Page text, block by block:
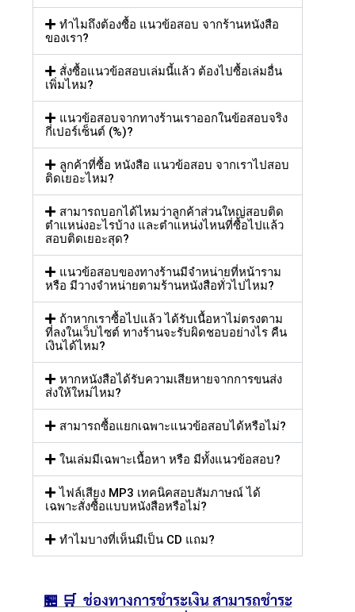
ทำไมถึงต้องซื้อ แนวข้อสอบ จากร้านหนังสือ
ของเรา?
สั่งซื้อแนวข้อสอบเล่มนี้แล้ว ต้องไปซื้อเล่มอื่น
เพิ่มไหม?
แนวข้อสอบจากทางร้านเราออกในข้อสอบจริง
กี่เปอร์เซ็นต์ (%)?
ลูกค้าที่ซื้อ หนังสือ แนวข้อสอบ จากเราไปสอบ
ติดเยอะไหม?
สามารถบอกได้ไหมว่าลูกค้าส่วนใหญ่สอบติด
ตำแหน่งอะไรบ้าง และตำแหน่งไหนที่ซื้อไปแล้ว
สอบติดเยอะสุด?
แนวข้อสอบของทางร้านมีจำหน่ายที่หน้าราม
หรือ มีวางจำหน่ายตามร้านหนังสือทั่วไปไหม?
ถ้าหากเราซื้อไปแล้ว ได้รับเนื้อหาไม่ตรงตาม
ที่ลงในเว็บไซต์ ทางร้านจะรับผิดชอบอย่างไร คืน
เงินได้ไหม?
หากหนังสือได้รับความเสียหายจากการขนส่ง
ส่งให้ใหม่ไหม?
สามารถซื้อแยกเฉพาะแนวข้อสอบได้หรือไม่?
ในเล่มมีเฉพาะเนื้อหา หรือ มีทั้งแนวข้อสอบ?
ไฟล์เสียง MP3 เทคนิคสอบสัมภาษณ์ ได้
เฉพาะสั่งซื้อแบบหนังสือหรือไม่?
ทำไมบางที่เห็นมีเป็น CD แถม?
🏪 🛒 ช่องทางการชำระเงิน สามารถชำระ